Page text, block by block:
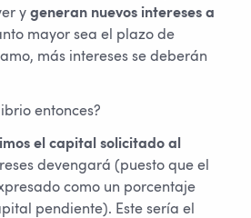
y generan nuevos intereses a
mayor sea el plazo de
más intereses se deberán
entonces?
el capital solicitado al
devengará (puesto que el
como un porcentaje
pendiente). Este sería el